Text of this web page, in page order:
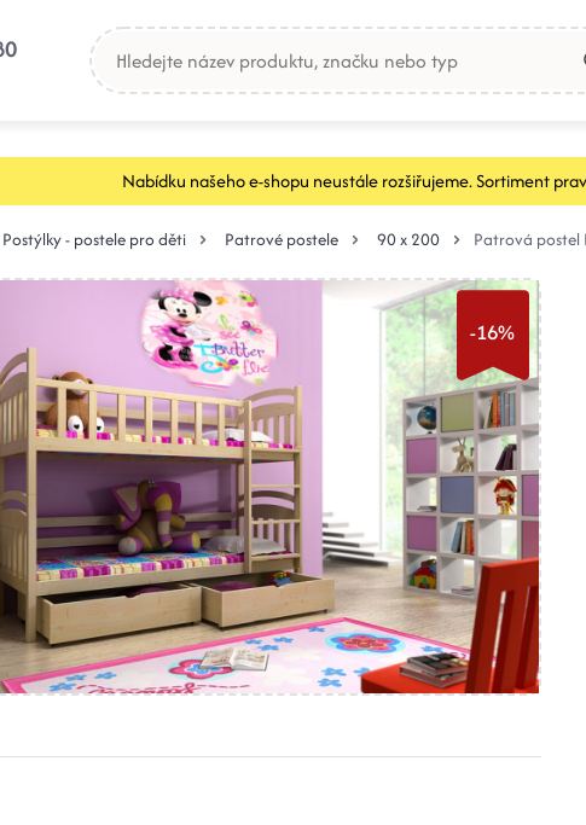
Nabídku našeho e-shopu neustále rozšiřujeme. Sortiment
Postýlky - postele pro děti Patrové postele 90 x 200 Patrová postel
-16%